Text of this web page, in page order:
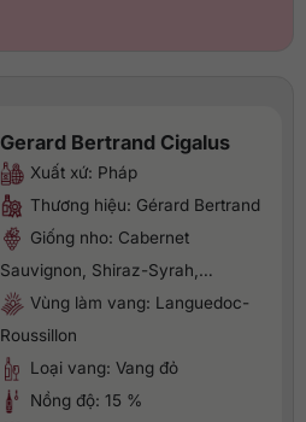
Gerard Bertrand Cigalus
Xuất xứ: Pháp
Thương hiệu: Gérard Bertrand
Giống nho: Cabernet
Sauvignon, Shiraz-Syrah,…
Vùng làm vang: Languedoc-
Roussillon
Loại vang: Vang đỏ
Nồng độ: 15 %